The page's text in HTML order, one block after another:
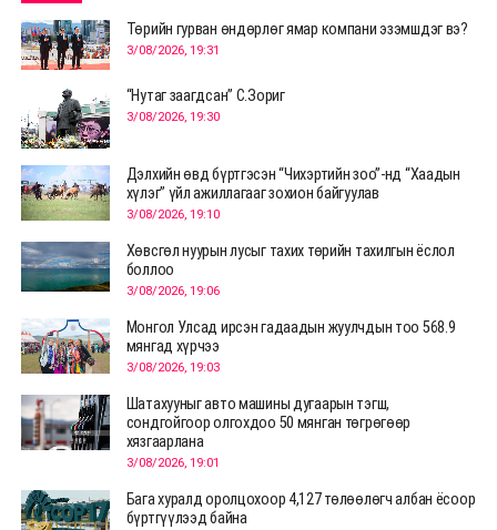
Төрийн гурван өндөрлөг ямар компани эзэмшдэг вэ?
3/08/2026, 19:31
“Нутаг заагдсан” С.Зориг
3/08/2026, 19:30
Дэлхийн өвд бүртгэсэн “Чихэртийн зоо”-нд “Хаадын
хүлэг” үйл ажиллагааг зохион байгуулав
3/08/2026, 19:10
Хөвсгөл нуурын лусыг тахих төрийн тахилгын ёслол
боллоо
3/08/2026, 19:06
Монгол Улсад ирсэн гадаадын жуулчдын тоо 568.9
мянгад хүрчээ
3/08/2026, 19:03
Шатахууныг авто машины дугаарын тэгш,
сондгойгоор олгохдоо 50 мянган төгрөгөөр
хязгаарлана
3/08/2026, 19:01
Бага хуралд оролцохоор 4,127 төлөөлөгч албан ёсоор
бүртгүүлээд байна